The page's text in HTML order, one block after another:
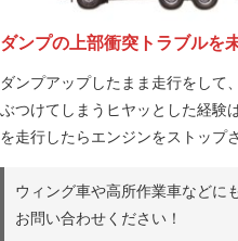
ダンプの上部衝突トラブルを
ダンプアップしたまま走行をして
ぶつけてしまうヒヤッとした経験
を走行したらエンジンをストップ
ウィング車や高所作業車などに
お問い合わせください！